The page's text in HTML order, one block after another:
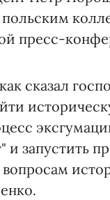
пресс-
сказал
и запустить